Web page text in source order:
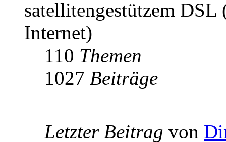
satellitengestützem
Internet)
110 Themen
1027 Beiträge
Letzter Beitrag von